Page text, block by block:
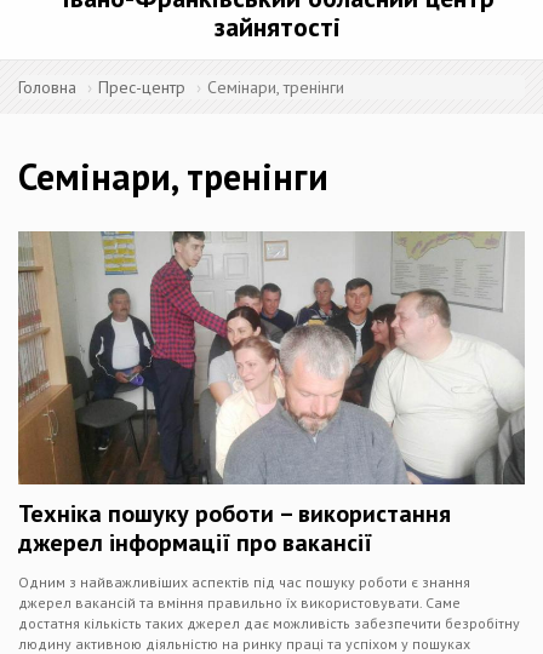
зайнятості
Головна Прес-центр Семінари, тренінги
Семінари, тренінги
Техніка пошуку роботи – використання
джерел інформації про вакансії
Одним з найважливіших аспектів під час пошуку роботи є знання
джерел вакансій та вміння правильно їх використовувати. Саме
достатня кількість таких джерел дає можливість забезпечити безробітну
людину активною діяльністю на ринку праці та успіхом у пошуках